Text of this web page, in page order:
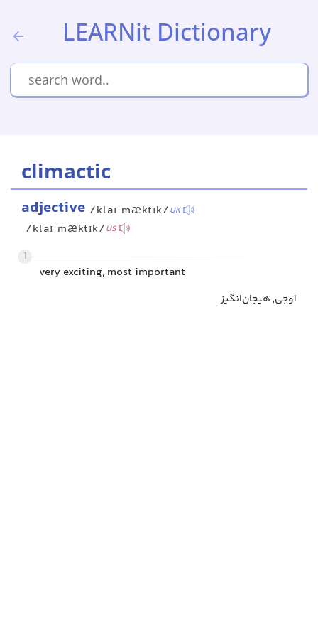
LEARNit Dictionary
climactic
adjective /klaɪˈmæktɪk/UK
/klaɪˈmæktɪk/US
1
very exciting, most important
اوجی, هیجان‌انگیز